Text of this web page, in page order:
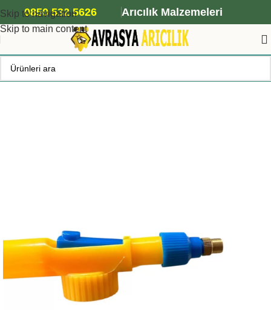
Skip to navigation
Skip to main content
ANA ARI SİPARİŞİ İÇİN TIKLAYIN
0850 532 5626 Arıcılık Malzemeleri